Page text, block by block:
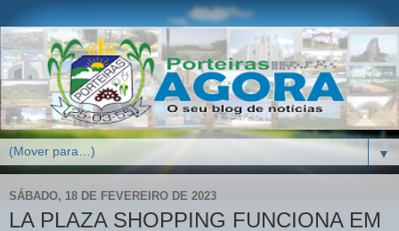
▼
SÁBADO, 18 DE FEVEREIRO DE 2023
LA PLAZA SHOPPING FUNCIONA EM